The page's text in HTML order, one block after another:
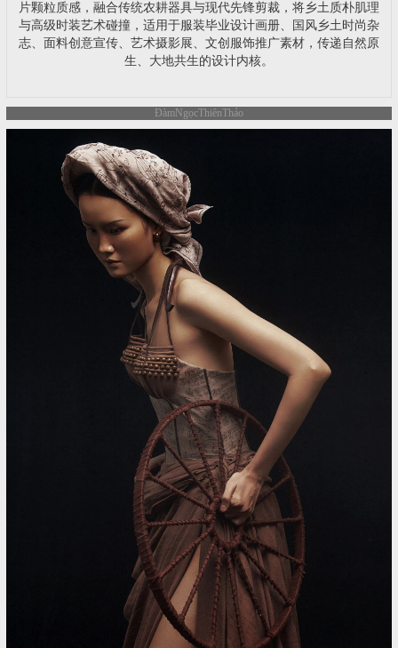
片颗粒质感，融合传统农耕器具与现代先锋剪裁，将乡土质朴肌理
与高级时装艺术碰撞，适用于服装毕业设计画册、国风乡土时尚杂
志、面料创意宣传、艺术摄影展、文创服饰推广素材，传递自然原
生、大地共生的设计内核。
ĐàmNgọcThiênThảo